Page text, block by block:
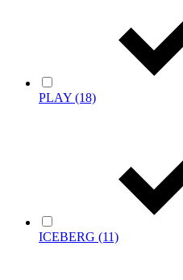
PLAY (18)
ICEBERG (11)